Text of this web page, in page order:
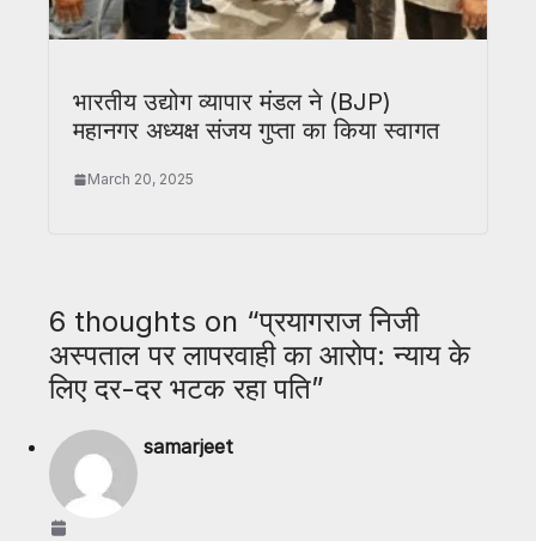
भारतीय उद्योग व्यापार मंडल ने (BJP)
महानगर अध्यक्ष संजय गुप्ता का किया स्वागत
March 20, 2025
6 thoughts on “प्रयागराज निजी
अस्पताल पर लापरवाही का आरोप: न्याय के
लिए दर-दर भटक रहा पति”
samarjeet